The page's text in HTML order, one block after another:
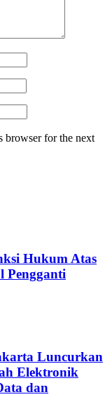
browser for the next
Hukum Atas
Pengganti
Luncurkan
Elektronik
dan